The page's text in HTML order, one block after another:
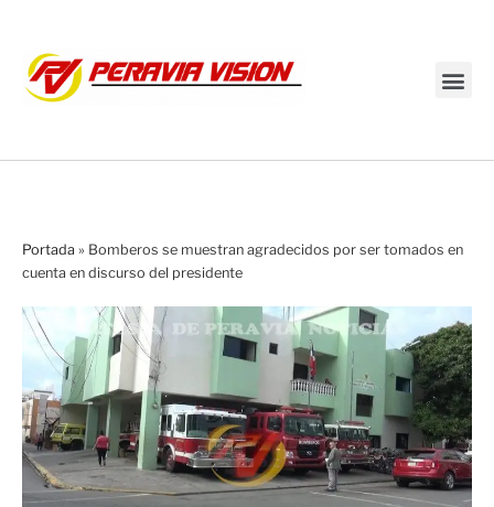
Portada » Bomberos se muestran agradecidos por ser tomados en
cuenta en discurso del presidente